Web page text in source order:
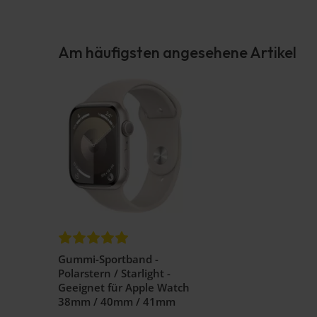
Am häufigsten angesehene Artikel
Gummi-Sportband -
Polarstern / Starlight -
Geeignet für Apple Watch
38mm / 40mm / 41mm